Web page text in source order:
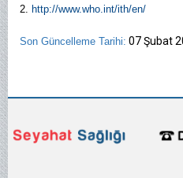
2. http://www.who.int/ith/en/
Son Güncelleme Tarihi: 07 Şubat